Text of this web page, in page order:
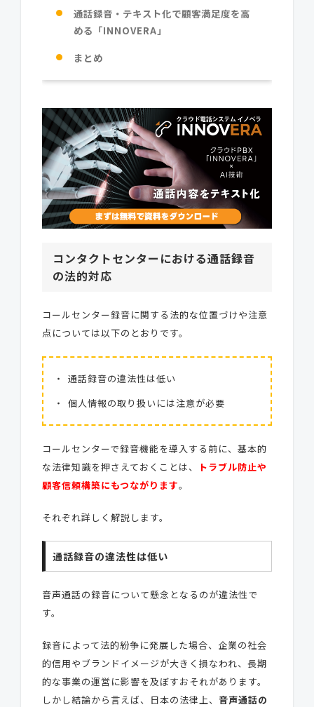
通話録音・テキスト化で顧客満足度を高
める「INNOVERA」
まとめ
コンタクトセンターにおける通話録音
の法的対応
コールセンター録音に関する法的な位置づけや注意
点については以下のとおりです。
通話録音の違法性は低い
個人情報の取り扱いには注意が必要
コールセンターで録音機能を導入する前に、基本的
な法律知識を押さえておくことは、
トラブル防止や
顧客信頼構築にもつながります。
それぞれ詳しく解説します。
通話録音の違法性は低い
音声通話の録音について懸念となるのが違法性で
す。
録音によって法的紛争に発展した場合、企業の社会
的信用やブランドイメージが大きく損なわれ、長期
的な事業の運営に影響を及ぼすおそれがあります。
しかし結論から言えば、日本の法律上、 音声通話の